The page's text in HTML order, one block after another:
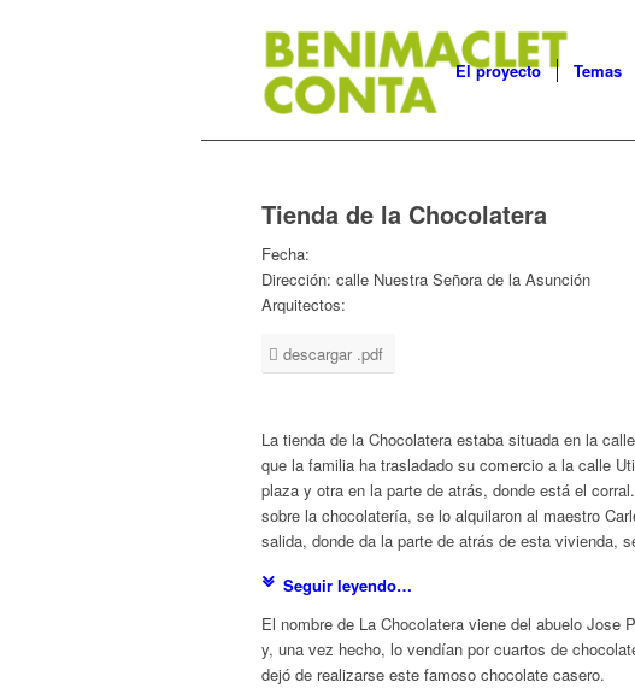
El proyecto Temas
Tienda de la Chocolatera
Fecha:
Dirección: calle Nuestra Señora de la Asunción
Arquitectos:
descargar .pdf
La tienda de la Chocolatera estaba situada en la
que la familia ha trasladado su comercio a la calle
plaza y otra en la parte de atrás, donde está el
sobre la chocolatería, se lo alquilaron al maestro
salida, donde da la parte de atrás de esta vivienda,
Seguir leyendo…
El nombre de La Chocolatera viene del abuelo
y, una vez hecho, lo vendían por cuartos de
dejó de realizarse este famoso chocolate casero.